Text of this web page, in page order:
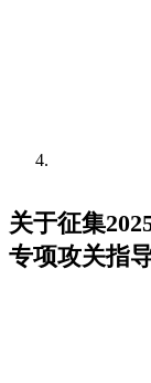
关于征集
专项攻关指